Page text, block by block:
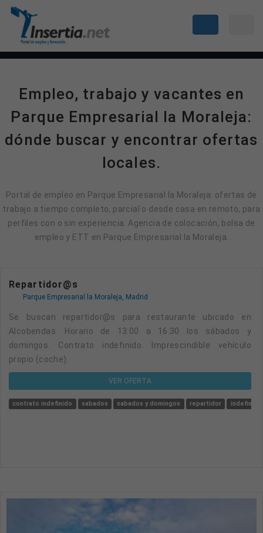
Empleo, trabajo y vacantes en
Parque Empresarial la Moraleja:
dónde buscar y encontrar ofertas
locales.
Portal de empleo en Parque Empresarial la Moraleja: ofertas de
trabajo a tiempo completo, parcial o desde casa en remoto, para
perfiles con o sin experiencia. Agencia de colocación, bolsa de
empleo y ETT en Parque Empresarial la Moraleja.
Repartidor@s
Parque Empresarial la Moraleja, Madrid
Se buscan repartidor@s para restaurante ubicado en
Alcobendas. Horario de 13:00 a 16:30 los sábados y
domingos. Contrato indefinido. Imprescindible vehículo
propio (coche).
VER OFERTA
contrato indefinido sabados sabados y domingos repartidor indefinido